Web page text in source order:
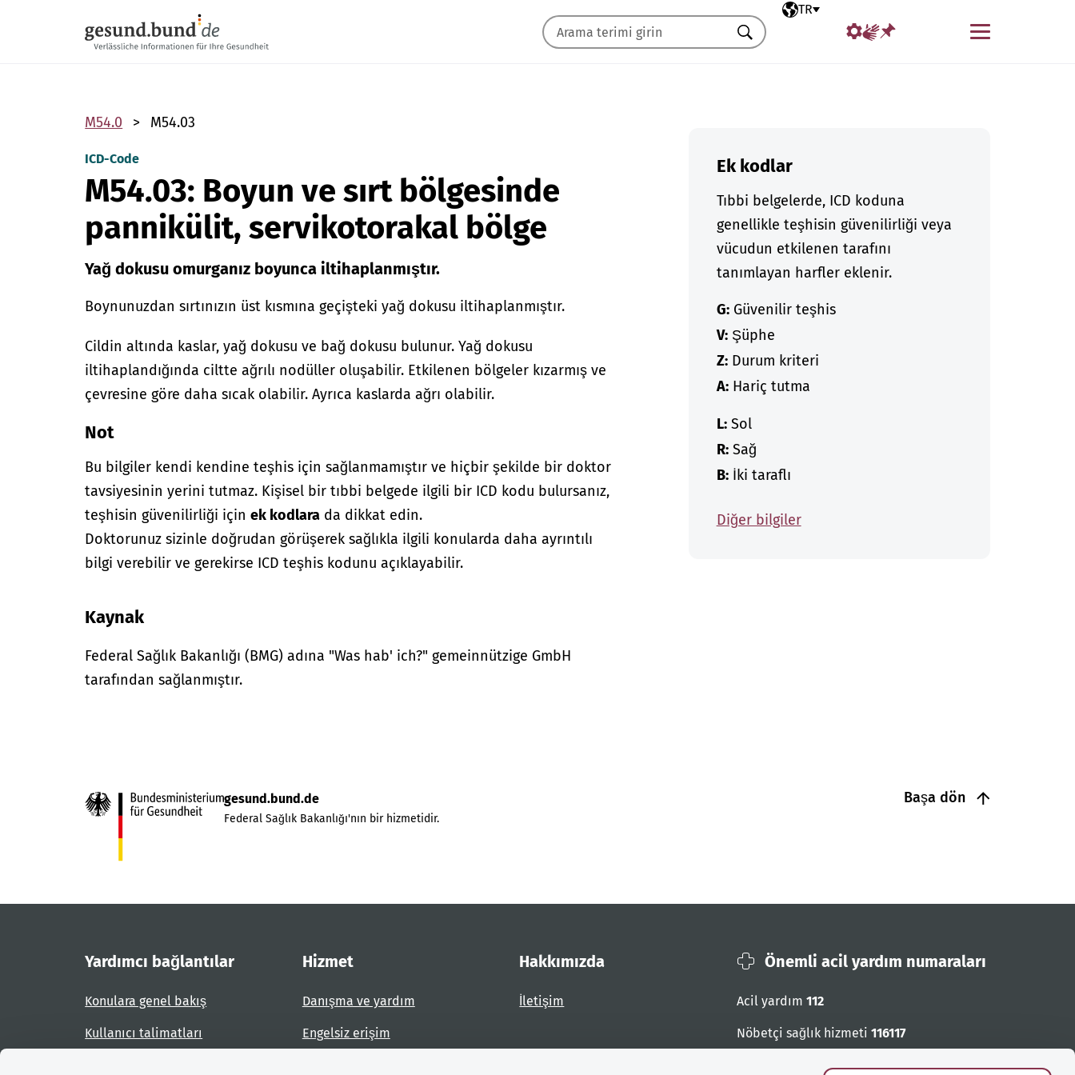
Seçili dil
TR
Menü
Ara
M54.0 M54.03
ICD-Code
M54.03: Boyun ve sırt bölgesinde
pannikülit, servikotorakal bölge
Yağ dokusu omurganız boyunca iltihaplanmıştır.
Boynunuzdan sırtınızın üst kısmına geçişteki yağ dokusu iltihaplanmıştır.
Cildin altında kaslar, yağ dokusu ve bağ dokusu bulunur. Yağ dokusu
iltihaplandığında ciltte ağrılı nodüller oluşabilir. Etkilenen bölgeler kızarmış ve
çevresine göre daha sıcak olabilir. Ayrıca kaslarda ağrı olabilir.
Not
Bu bilgiler kendi kendine teşhis için sağlanmamıştır ve hiçbir şekilde bir doktor
tavsiyesinin yerini tutmaz. Kişisel bir tıbbi belgede ilgili bir ICD kodu bulursanız,
teşhisin güvenilirliği içinek kodlara da dikkat edin.
Doktorunuz sizinle doğrudan görüşerek sağlıkla ilgili konularda daha ayrıntılı
bilgi verebilir ve gerekirse ICD teşhis kodunu açıklayabilir.
Kaynak
Federal Sağlık Bakanlığı (BMG) adına "Was hab' ich?" gemeinnützige GmbH
tarafından sağlanmıştır.
Ek kodlar
Tıbbi belgelerde, ICD koduna
genellikle teşhisin güvenilirliği veya
vücudun etkilenen tarafını
tanımlayan harfler eklenir.
G:Güvenilir teşhis
V:Şüphe
Z:Durum kriteri
A:Hariç tutma
L:Sol
R:Sağ
B:İki taraflı
Diğer bilgiler
Başa dön
gesund.bund.de
Federal Sağlık Bakanlığı'nın bir hizmetidir.
Yardımcı bağlantılar
Konulara genel bakış
Kullanıcı talimatları
Hizmet
Danışma ve yardım
Engelsiz erişim
Hakkımızda
İletişim
Önemli acil yardım numaraları
Acil yardım 112
Nöbetçi sağlık hizmeti 116117
Acil cagri numaralari